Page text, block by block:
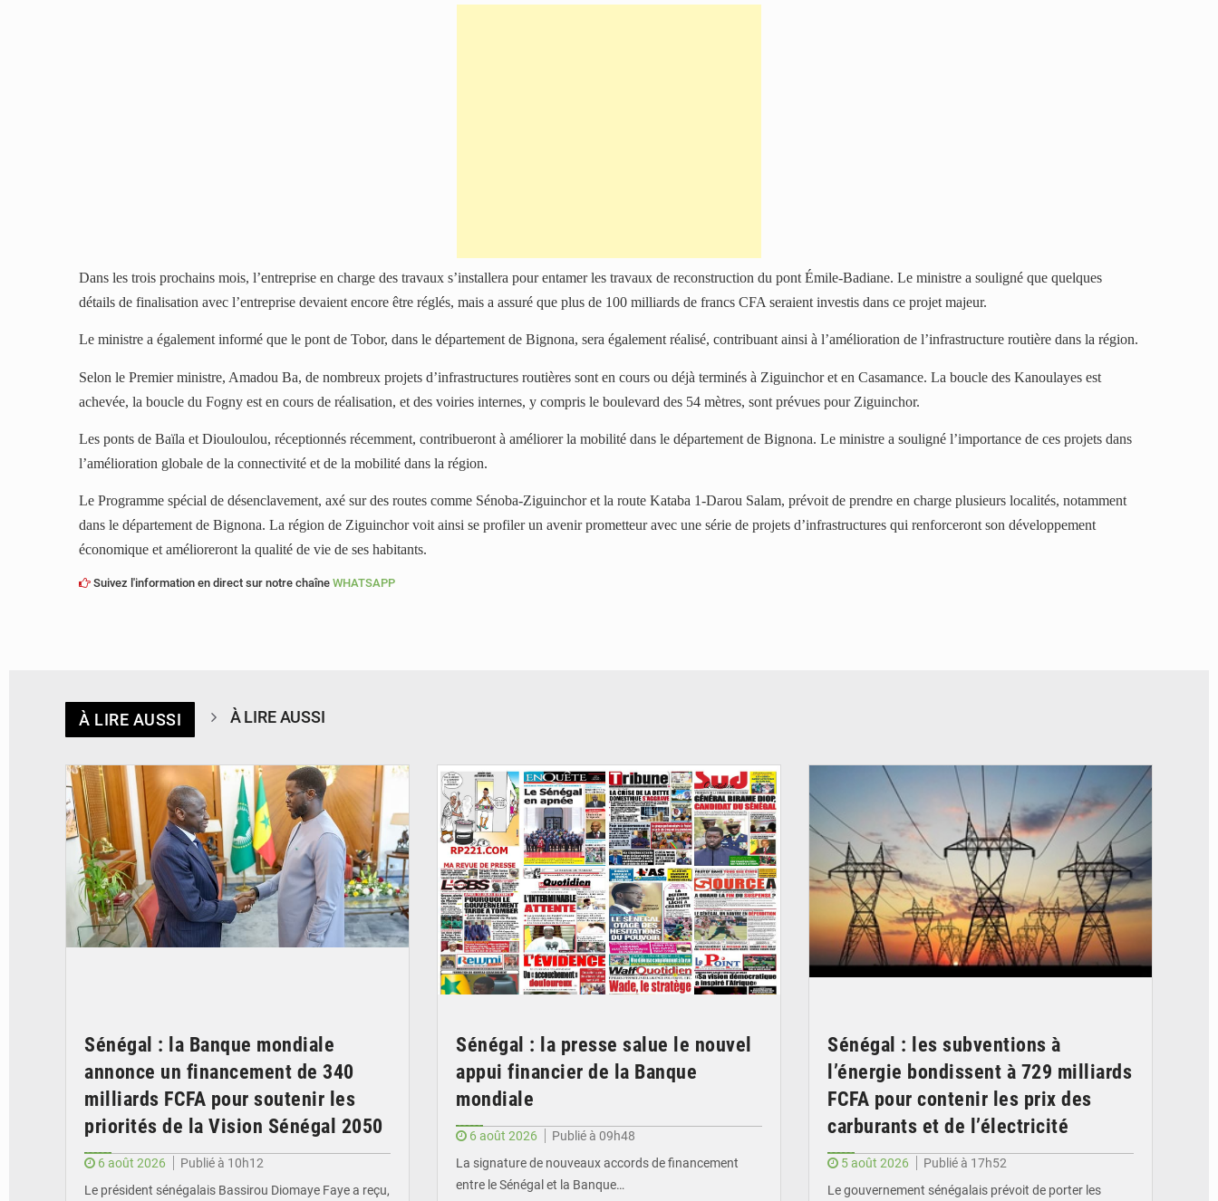
Dans les trois prochains mois, l’entreprise en charge des travaux s’installera pour entamer les travaux de reconstruction du pont Émile-Badiane. Le ministre a souligné que quelques
détails de finalisation avec l’entreprise devaient encore être réglés, mais a assuré que plus de 100 milliards de francs CFA seraient investis dans ce projet majeur.
Le ministre a également informé que le pont de Tobor, dans le département de Bignona, sera également réalisé, contribuant ainsi à l’amélioration de l’infrastructure routière dans la région.
Selon le Premier ministre, Amadou Ba, de nombreux projets d’infrastructures routières sont en cours ou déjà terminés à Ziguinchor et en Casamance. La boucle des Kanoulayes est
achevée, la boucle du Fogny est en cours de réalisation, et des voiries internes, y compris le boulevard des 54 mètres, sont prévues pour Ziguinchor.
Les ponts de Baïla et Diouloulou, réceptionnés récemment, contribueront à améliorer la mobilité dans le département de Bignona. Le ministre a souligné l’importance de ces projets dans
l’amélioration globale de la connectivité et de la mobilité dans la région.
Le Programme spécial de désenclavement, axé sur des routes comme Sénoba-Ziguinchor et la route Kataba 1-Darou Salam, prévoit de prendre en charge plusieurs localités, notamment
dans le département de Bignona. La région de Ziguinchor voit ainsi se profiler un avenir prometteur avec une série de projets d’infrastructures qui renforceront son développement
économique et amélioreront la qualité de vie de ses habitants.
Suivez l'information en direct sur notre chaîne WHATSAPP
À LIRE AUSSI À LIRE AUSSI
Sénégal : la Banque mondiale
annonce un financement de 340
milliards FCFA pour soutenir les
priorités de la Vision Sénégal 2050
6 août 2026
Publié à 10h12
Le président sénégalais Bassirou Diomaye Faye a reçu,
Sénégal : la presse salue le nouvel
appui financier de la Banque
mondiale
6 août 2026
Publié à 09h48
La signature de nouveaux accords de financement
entre le Sénégal et la Banque…
Sénégal : les subventions à
l’énergie bondissent à 729 milliards
FCFA pour contenir les prix des
carburants et de l’électricité
5 août 2026
Publié à 17h52
Le gouvernement sénégalais prévoit de porter les